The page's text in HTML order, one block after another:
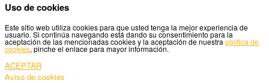
Uso de cookies
Este sitio web utiliza cookies para que usted tenga la mejor experiencia de
usuario. Si continúa navegando está dando su consentimiento para la
aceptación de las mencionadas cookies y la aceptación de nuestra política de
cookies, pinche el enlace para mayor información.
ACEPTAR
Aviso de cookies